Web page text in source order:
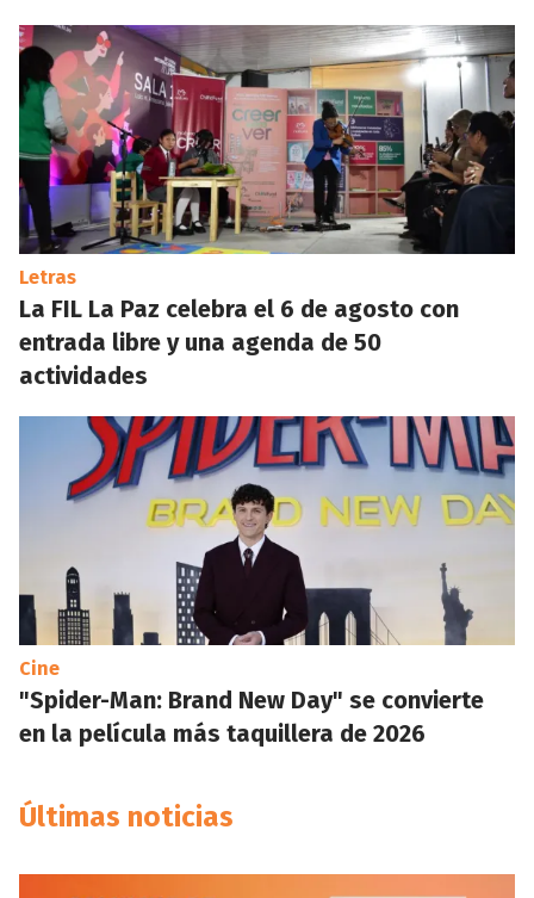
Letras
La FIL La Paz celebra el 6 de agosto con
entrada libre y una agenda de 50
actividades
Cine
"Spider-Man: Brand New Day" se convierte
en la película más taquillera de 2026
Últimas noticias